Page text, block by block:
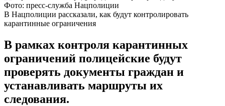
Фото: пресс-служба Нацполиции
В Нацполиции рассказали, как будут контролировать
карантинные ограничения
В рамках контроля карантинных
ограничений полицейские будут
проверять документы граждан и
устанавливать маршруты их
следования.